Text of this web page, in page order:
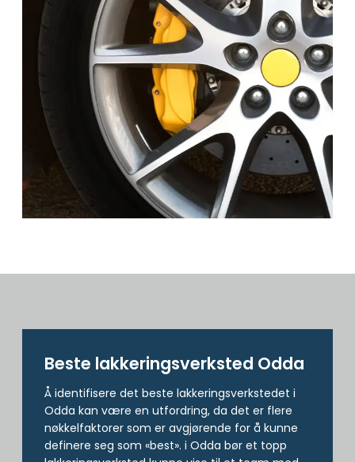
Beste lakkerings­verksted Odda
Å identifisere det beste lakkeringsverkstedet i
Odda kan være en utfordring, da det er flere
nøkkelfaktorer som er avgjørende for å kunne
definere seg som «best». i Odda bør et topp